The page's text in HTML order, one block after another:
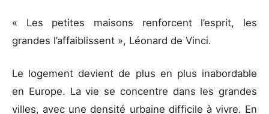
« Les petites maisons renforcent l’esprit, les
grandes l’affaiblissent », Léonard de Vinci.
Le logement devient de plus en plus inabordable
en Europe. La vie se concentre dans les grandes
villes, avec une densité urbaine difficile à vivre. En